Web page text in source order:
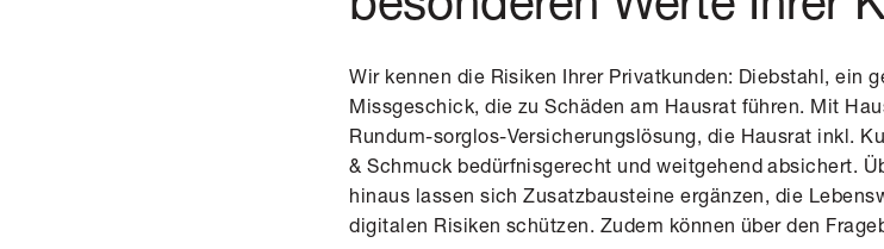
Wir kennen die Risiken Ihrer Privatkunden: Diebstahl, ein
Missgeschick, die zu Schäden am Hausrat führen. Mit
Rundum-sorglos-Versicherungslösung, die Hausrat inkl.
& Schmuck bedürfnisgerecht und weitgehend absichert.
hinaus lassen sich Zusatzbausteine ergänzen, die
digitalen Risiken schützen. Zudem können über den